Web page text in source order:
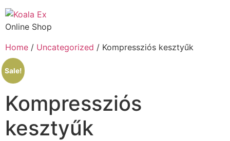
Online Shop
Home / Uncategorized / Kompressziós kesztyűk
Sale!
Kompressziós
kesztyűk